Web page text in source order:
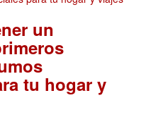
un
tu hogar y